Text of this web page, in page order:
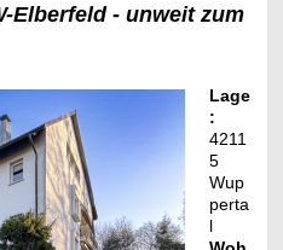
Elberfeld - unweit zum
Lage
:
4211
5
Wup
perta
l